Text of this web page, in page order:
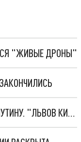
"ЖИВЫЕ ДРОНЫ"
НОВОЕ МАСШТАБНЕЙШЕЕ НАСТУПЛЕНИЕ. ТРИ УЛЬТИМАТУМА ЗЕЛЕНСКОГО ПУТИНУ. "ЛЬВОВ КИМА" ПОСТАВЯТ НА ПВО? ГЛОБАЛЬНЫЙ ПРОРЫВ ПОД ЗАПОРОЖЬЕМ